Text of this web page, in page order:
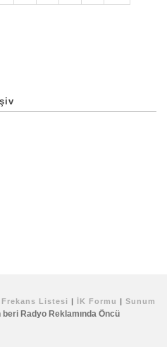
Frekans Listesi | İK Formu | Sunum
Radyo Reklamında Öncü